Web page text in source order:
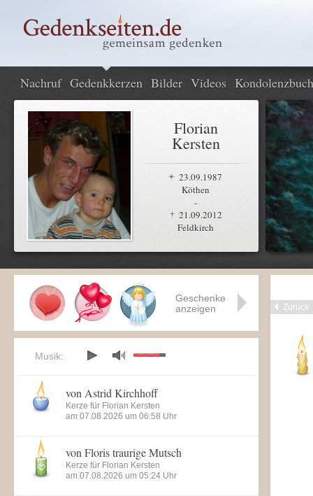
Nachruf Gedenkkerzen Bilder Videos Kondolenzbuch
Florian
Kersten
23.09.1987
Köthen
-
21.09.2012
Feldkirch
Zurück
Geschenke
anzeigen
Musik:
von Astrid Kirchhoff
Kerze für Florian Kersten
am 07.08.2026 um 06:58 Uhr
von Floris traurige Mutsch
Kerze für Florian Kersten
am 07.08.2026 um 05:24 Uhr